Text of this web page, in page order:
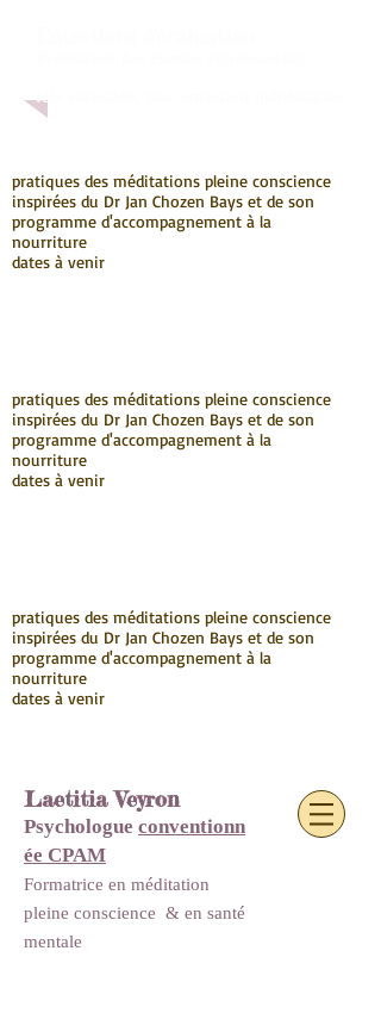
télé-entretien, visio-entretien individualisé
pratiques des méditations pleine conscience
inspirées du Dr Jan Chozen Bays et de son
programme d'accompagnement à la
nourriture
dates à venir
pratiques des méditations pleine conscience
inspirées du Dr Jan Chozen Bays et de son
programme d'accompagnement à la
nourriture
dates à venir
pratiques des méditations pleine conscience
inspirées du Dr Jan Chozen Bays et de son
programme d'accompagnement à la
nourriture
dates à venir
Laetitia Veyron
Psychologue conventionn
ée CPAM
Formatrice en méditation
pleine conscience & en santé
mentale